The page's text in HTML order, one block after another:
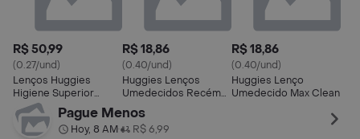
R$ 50,99
(0.27/und)
Lenços Huggies
Higiene Superior
Limpam 2X Mais 4 x 48
Und
R$ 18,86
(0.40/und)
Huggies Lenços
Umedecidos Recém-
Fragrância 48
Unidades
R$ 18,86
(0.40/und)
Huggies Lenço
Umedecido Max Clean
Pague Menos
Hoy, 8 AM• R$ 6,99